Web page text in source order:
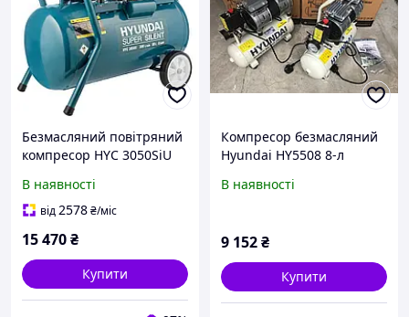
Безмасляний повітряний
компресор HYC 3050SiU
В наявності
від2578₴/міс
15 470₴
Купити
Компресор безмасляний
Hyundai HY5508 8-л
В наявності
9 152₴
Купити